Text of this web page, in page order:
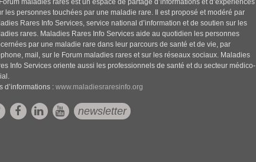
maladies rares est un espace de partage d’informations et d’expériences
les personnes touchées par une maladie rare. Il est proposé et modéré par
Rares Info Services, service national d’information et de soutien sur les
rares. Maladies Rares Info Services aide au quotidien les personnes
par une maladie rare dans leur parcours de santé et de vie, par
mail, sur le Forum maladies rares et sur les réseaux sociaux. Maladies
Info Services oriente aussi les professionnels de santé et du secteur médico-
d’informations :www.maladiesraresinfo.org
newsletter